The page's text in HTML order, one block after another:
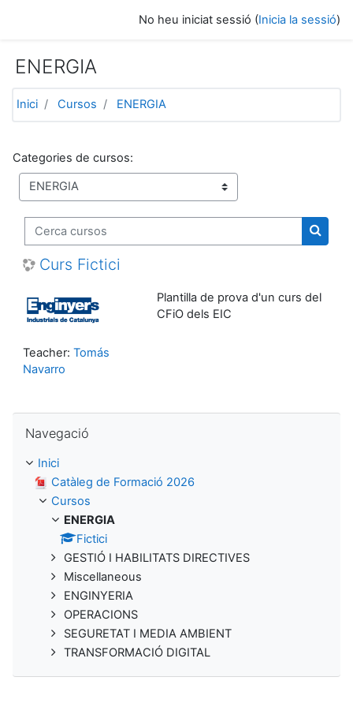
No heu iniciat sessió (Inicia la sessió)
ENERGIA
Inici Cursos ENERGIA
Categories de cursos:
Cerca cursos
Cerca
Curs Fictici
Plantilla de prova d'un curs del
CFiO dels EIC
Teacher: Tomás
Navarro
Navegació
Inici
Catàleg de Formació 2026
Cursos
ENERGIA
Fictici
GESTIÓ I HABILITATS DIRECTIVES
Miscellaneous
ENGINYERIA
OPERACIONS
SEGURETAT I MEDIA AMBIENT
TRANSFORMACIÓ DIGITAL